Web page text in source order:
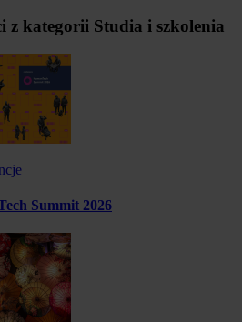
z kategorii Studia i szkolenia
Summit 2026